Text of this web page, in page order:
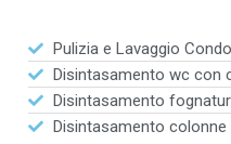
Pulizia e Lavaggio
Disintasamento wc con
Disintasamento
Disintasamento